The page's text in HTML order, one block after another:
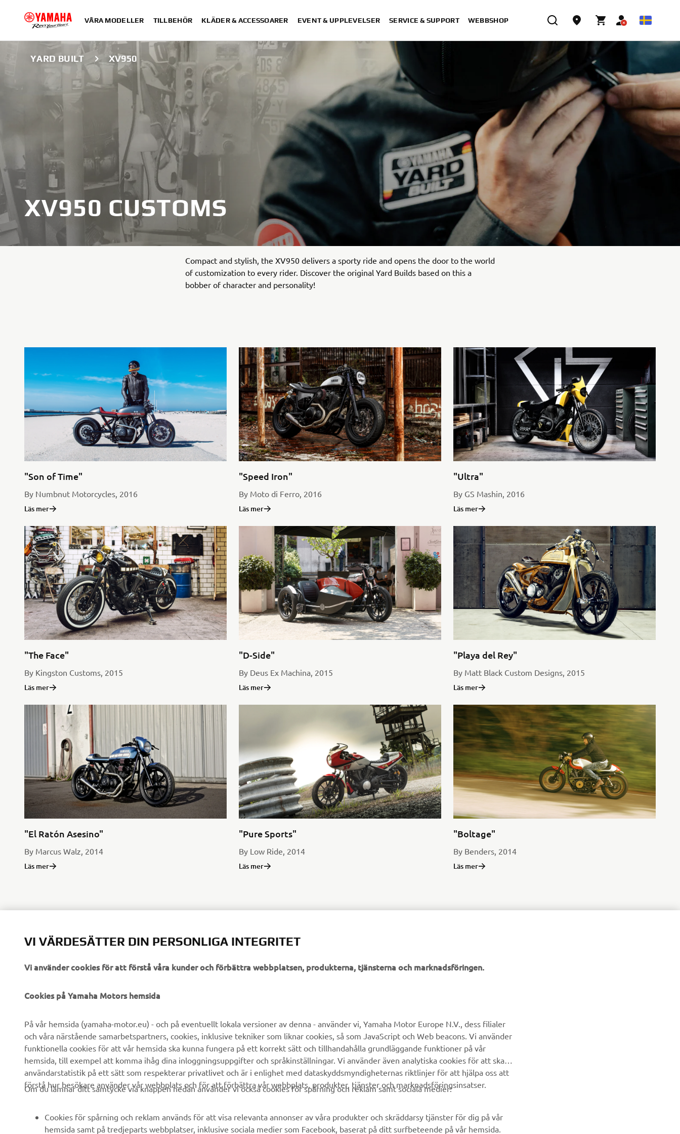
VÅRA MODELLER TILLBEHÖR KLÄDER & ACCESSOARER EVENT & UPPLEVELSER SERVICE & SUPPORT WEBBSHOP
YARD BUILT XV950
XV950 CUSTOMS
Compact and stylish, the XV950 delivers a sporty ride and opens the door to the world
of customization to every rider. Discover the original Yard Builds based on this a
bobber of character and personality!
"Son of Time"
By Numbnut Motorcycles, 2016
Läs mer
"Speed Iron"
By Moto di Ferro, 2016
Läs mer
"Ultra"
By GS Mashin, 2016
Läs mer
"The Face"
By Kingston Customs, 2015
Läs mer
"D-Side"
By Deus Ex Machina, 2015
Läs mer
"Playa del Rey"
By Matt Black Custom Designs, 2015
Läs mer
"El Ratón Asesino"
By Marcus Walz, 2014
Läs mer
"Pure Sports"
By Low Ride, 2014
Läs mer
"Boltage"
By Benders, 2014
Läs mer
FÖRETAG
Om oss
Nyheter
Yamaha Press
B2B
eBike-system
Myndigheter
Golfbanor
Räddningstjänst
UTFORSKA YAMAHA
MyYamaha
Yamaha Music
Yamaha Motor Global
FAQ & SUPPORT
Kundservice
Reservdelskatalog
Hantering av avfall från
batterier
NYHETSBREV
Bli först att ta del av de senaste erbjudandena, evenemangen,
nyheterna och mycket mer
Läs vår integritetspolicy för att ta reda på hur vi behandlar dina
VI VÄRDESÄTTER DIN PERSONLIGA INTEGRITET
Vi använder cookies för att förstå våra kunder och förbättra webbplatsen, produkterna, tjänsterna och marknadsföringen.
Cookies på Yamaha Motors hemsida
På vår hemsida (yamaha-motor.eu) - och på eventuellt lokala versioner av denna - använder vi, Yamaha Motor Europe N.V., dess filialer
och våra närstående samarbetspartners, cookies, inklusive tekniker som liknar cookies, så som JavaScript och Web beacons. Vi använder
funktionella cookies för att vår hemsida ska kunna fungera på ett korrekt sätt och tillhandahålla grundläggande funktioner på vår
hemsida, till exempel att komma ihåg dina inloggningsuppgifter och språkinställningar. Vi använder även analytiska cookies för att skapa
användarstatistik på ett sätt som respekterar privatlivet och är i enlighet med dataskyddsmyndigheternas riktlinjer för att hjälpa oss att
förstå hur besökare använder vår webbplats och för att förbättra vår webbplats, produkter, tjänster och marknadsföringsinsatser.
Om du lämnar ditt samtycke via knappen nedan använder vi också cookies för spårning och reklam samt sociala medier:
Cookies för spårning och reklam används för att visa relevanta annonser av våra produkter och skräddarsy tjänster för dig på vår
hemsida samt på tredjeparts webbplatser, inklusive sociala medier som Facebook, baserat på ditt surfbeteende på vår hemsida.